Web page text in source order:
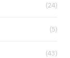
(24)
(5)
(43)